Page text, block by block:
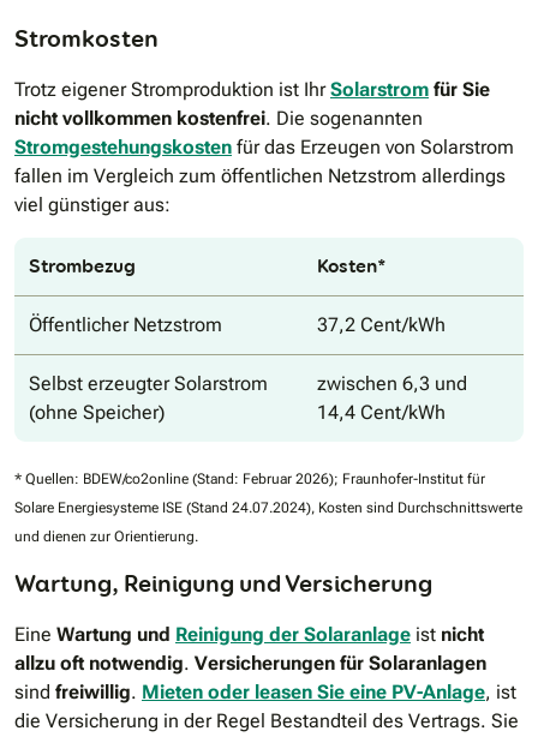
Stromkosten
Trotz eigener Stromproduktion ist IhrSolarstrom für Sie
nicht vollkommen kostenfrei. Die sogenannten
Stromgestehungskosten für das Erzeugen von Solarstrom
fallen im Vergleich zum öffentlichen Netzstrom allerdings
viel günstiger aus:
Strombezug Kosten*
Öffentlicher Netzstrom 37,2 Cent/kWh
Selbst erzeugter Solarstrom
(ohne Speicher)
zwischen 6,3 und
14,4 Cent/kWh
* Quellen: BDEW/co2online (Stand: Februar 2026); Fraunhofer-Institut für
Solare Energiesysteme ISE (Stand 24.07.2024), Kosten sind Durchschnittswerte
und dienen zur Orientierung.
Wartung, Reinigung und Versicherung
Eine Wartung und Reinigung der Solaranlage ist nicht
allzu oft notwendig. Versicherungen für Solaranlagen
sind freiwillig. Mieten oder leasen Sie eine PV-Anlage, ist
die Versicherung in der Regel Bestandteil des Vertrags. Sie